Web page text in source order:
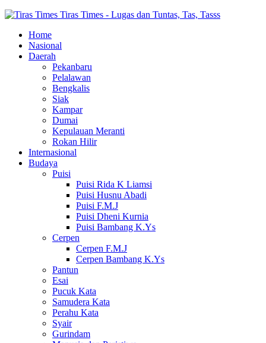
Tiras Times - Lugas dan Tuntas, Tas, Tasss
Home
Nasional
Daerah
Pekanbaru
Pelalawan
Bengkalis
Siak
Kampar
Dumai
Kepulauan Meranti
Rokan Hilir
Internasional
Budaya
Puisi
Puisi Rida K Liamsi
Puisi Husnu Abadi
Puisi F.M.J
Puisi Dheni Kurnia
Puisi Bambang K.Ys
Cerpen
Cerpen F.M.J
Cerpen Bambang K.Ys
Pantun
Esai
Pucuk Kata
Samudera Kata
Perahu Kata
Syair
Gurindam